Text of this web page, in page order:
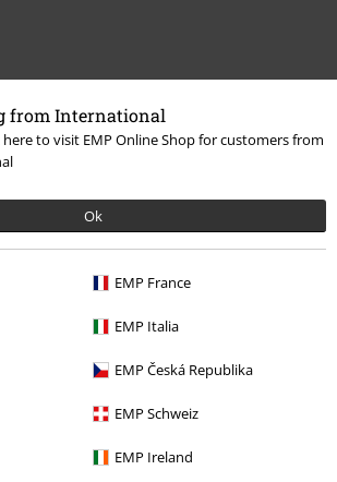
from International
here to visit EMP Online Shop for customers from
Ok
EMP France
EMP Italia
EMP Česká Republika
EMP Schweiz
EMP Ireland
Plus d'options.
Vinyl
!
Plus d'informations